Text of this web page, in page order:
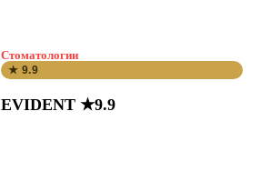
Стоматологии
★ 9.9
EVIDENT ★9.9